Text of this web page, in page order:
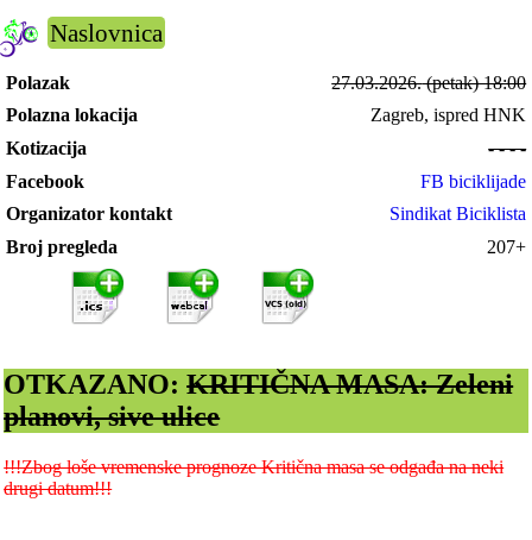
Naslovnica
Polazak 27.03.2026.(petak) 18:00
Polazna lokacija
Zagreb, ispred HNK
Kotizacija
- - - -
Facebook
FB biciklijade
Organizator kontakt
Sindikat Biciklista
Broj pregleda
207+
OTKAZANO:KRITIČNA MASA: Zeleni
planovi, sive ulice
!!!Zbog loše vremenske prognoze Kritična masa se odgađa na neki
drugi datum!!!